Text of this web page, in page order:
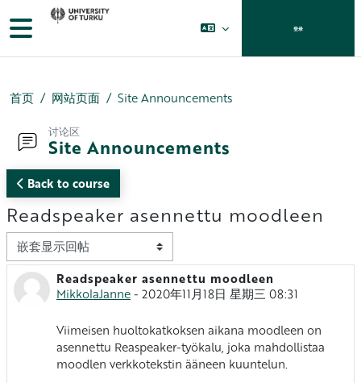
跳到主要内容
停靠面板 登录
首页 网站页面 Site Announcements
讨论区
Site Announcements
Back to course
Readspeaker asennettu moodleen
显示模式
Readspeaker asennettu moodleen
MikkolaJanne- 2020年11月18日 星期三 08:31
回帖数：0
Viimeisen huoltokatkoksen aikana moodleen on
asennettu Reaspeaker-työkalu, joka mahdollistaa
moodlen verkkotekstin ääneen kuuntelun.